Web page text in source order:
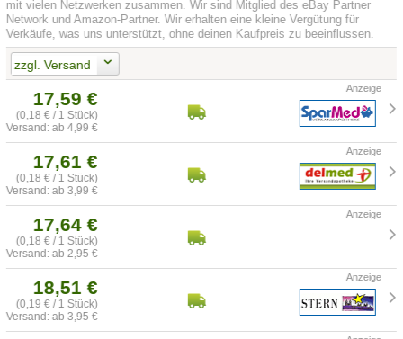
mit vielen Netzwerken zusammen. Wir sind Mitglied des eBay Partner
Network und Amazon-Partner. Wir erhalten eine kleine Vergütung für
Verkäufe, was uns unterstützt, ohne deinen Kaufpreis zu beeinflussen.
zzgl. Versand
17,59 €
(0,18 € / 1 Stück)
Versand: ab 4,99 €
17,61 €
(0,18 € / 1 Stück)
Versand: ab 3,99 €
17,64 €
(0,18 € / 1 Stück)
Versand: ab 2,95 €
18,51 €
(0,19 € / 1 Stück)
Versand: ab 3,95 €